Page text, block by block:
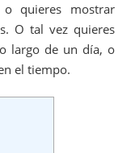
quieres mostrar
O tal vez quieres
largo de un día, o
el tiempo.